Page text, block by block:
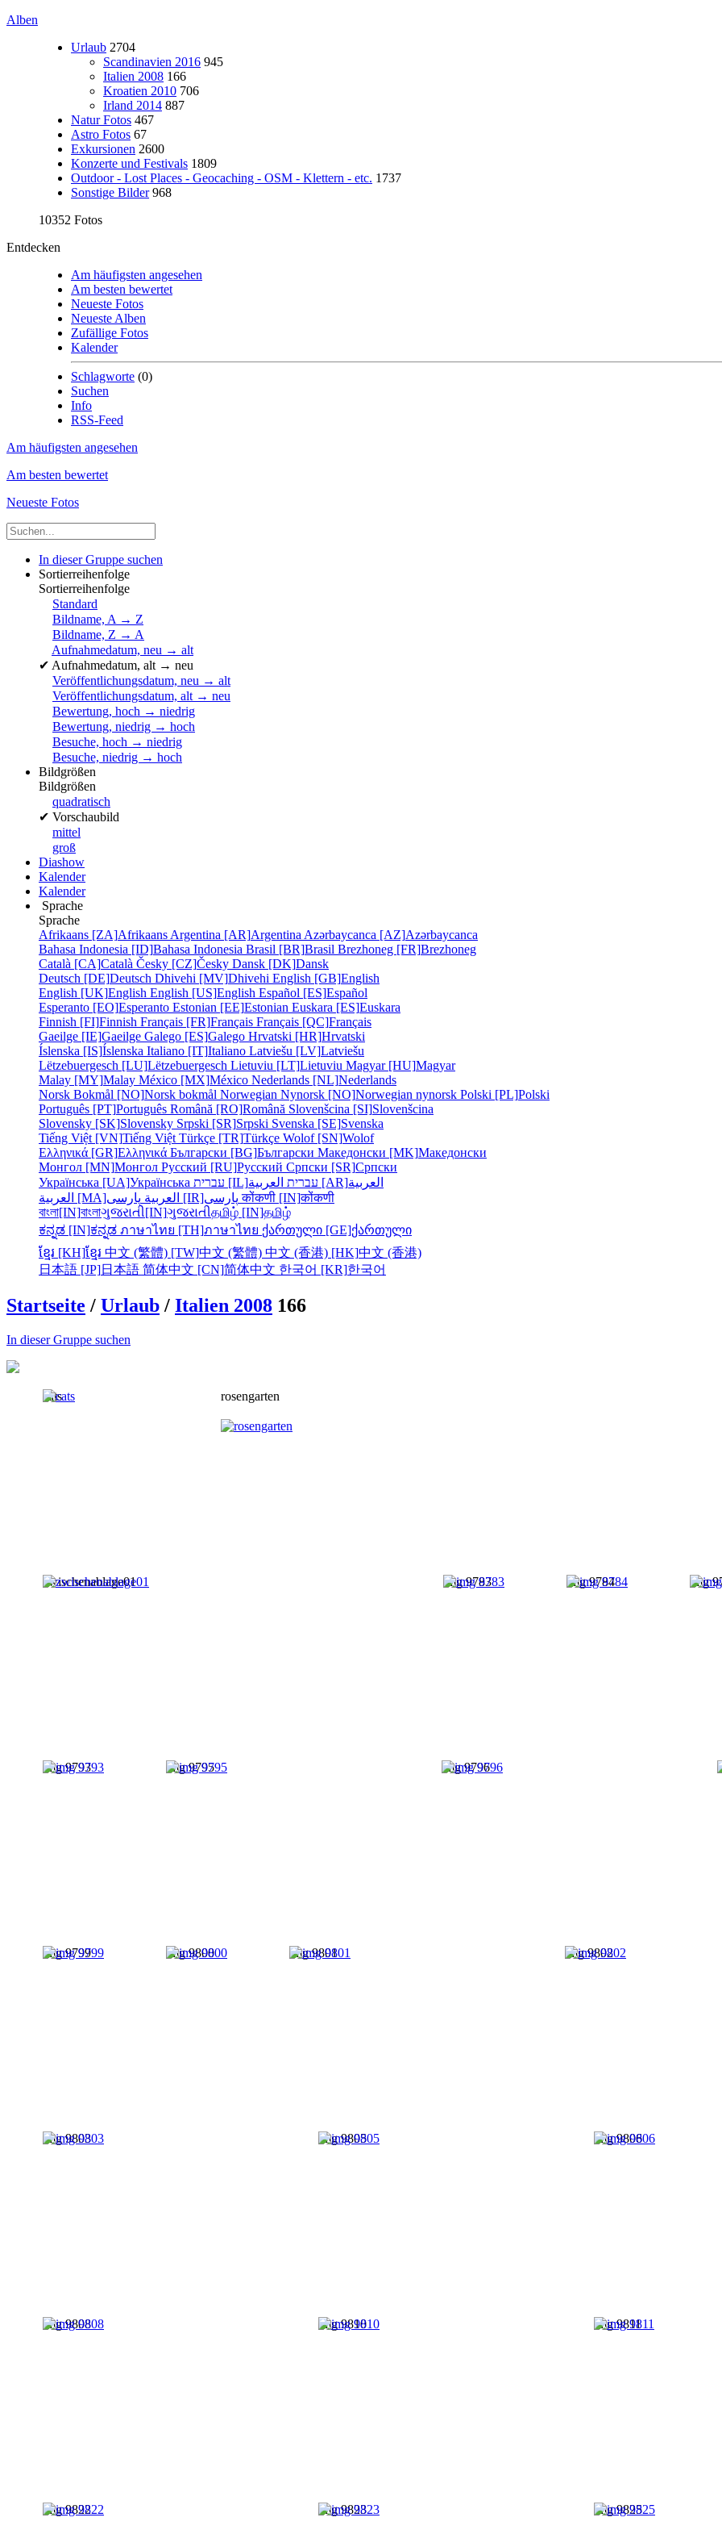
Alben
Urlaub 2704
Scandinavien 2016 945
Italien 2008 166
Kroatien 2010 706
Irland 2014 887
Natur Fotos 467
Astro Fotos 67
Exkursionen 2600
Konzerte und Festivals 1809
Outdoor - Lost Places - Geocaching - OSM - Klettern - etc. 1737
Sonstige Bilder 968
10352 Fotos
Entdecken
Am häufigsten angesehen
Am besten bewertet
Neueste Fotos
Neueste Alben
Zufällige Fotos
Kalender
Schlagworte (0)
Suchen
Info
RSS-Feed
Am häufigsten angesehen
Am besten bewertet
Neueste Fotos
In dieser Gruppe suchen
Sortierreihenfolge
Sortierreihenfolge
Standard
Bildname, A → Z
Bildname, Z → A
Aufnahmedatum, neu → alt
✔ Aufnahmedatum, alt → neu
Veröffentlichungsdatum, neu → alt
Veröffentlichungsdatum, alt → neu
Bewertung, hoch → niedrig
Bewertung, niedrig → hoch
Besuche, hoch → niedrig
Besuche, niedrig → hoch
Bildgrößen
Bildgrößen
quadratisch
✔ Vorschaubild
mittel
groß
Diashow
Kalender
Kalender
Sprache
Sprache
Afrikaans [ZA]Afrikaans Argentina [AR]Argentina Azərbaycanca [AZ]Azərbaycanca
Bahasa Indonesia [ID]Bahasa Indonesia Brasil [BR]Brasil Brezhoneg [FR]Brezhoneg
Català [CA]Català Česky [CZ]Česky Dansk [DK]Dansk
Deutsch [DE]Deutsch Dhivehi [MV]Dhivehi English [GB]English
English [UK]English English [US]English Español [ES]Español
Esperanto [EO]Esperanto Estonian [EE]Estonian Euskara [ES]Euskara
Finnish [FI]Finnish Français [FR]Français Français [QC]Français
Gaeilge [IE]Gaeilge Galego [ES]Galego Hrvatski [HR]Hrvatski
Íslenska [IS]Íslenska Italiano [IT]Italiano Latviešu [LV]Latviešu
Lëtzebuergesch [LU]Lëtzebuergesch Lietuviu [LT]Lietuviu Magyar [HU]Magyar
Malay [MY]Malay México [MX]México Nederlands [NL]Nederlands
Norsk Bokmål [NO]Norsk bokmål Norwegian Nynorsk [NO]Norwegian nynorsk Polski [PL]Polski
Português [PT]Português Română [RO]Română Slovenšcina [SI]Slovenšcina
Slovensky [SK]Slovensky Srpski [SR]Srpski Svenska [SE]Svenska
Tiếng Việt [VN]Tiếng Việt Türkçe [TR]Türkçe Wolof [SN]Wolof
Ελληνικά [GR]Ελληνικά Български [BG]Български Македонски [MK]Македонски
Монгол [MN]Монгол Русский [RU]Русский Српски [SR]Српски
Українська [UA]Українська עברית [IL] עברית العربية [AR]العربية
العربية [MA]
العربية پارسی [IR] پارسیकोंकणी [IN]कोंकणी
বাংলা[IN]বাংলাગુજરાતી[IN]ગુજરાતીதமிழ் [IN]தமிழ்
ಕನ್ನಡ [IN]ಕನ್ನಡ ภาษาไทย [TH]ภาษาไทย ქართული [GE]ქართული
ខ្មែរ [KH]ខ្មែរ 中文 (繁體) [TW]中文 (繁體) 中文 (香港) [HK]中文 (香港)
日本語 [JP]日本語 简体中文 [CN]简体中文 한국어 [KR]한국어
Startseite / Urlaub / Italien 2008 166
In dieser Gruppe suchen
cats rosengarten
zwischenablage01 img 9783 img 9784 img
img 9793 img 9795 img 9796
img 9799 img 9800 img 9801 img 9802
img 9803 img 9805 img 9806
img 9808 img 9810 img 9811
img 9822 img 9823 img 9825